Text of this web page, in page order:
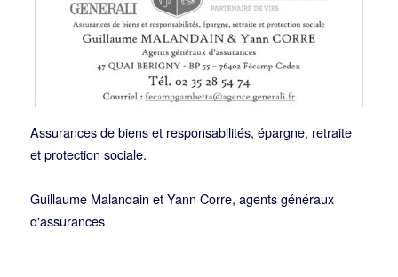
Assurances de biens et responsabilités, épargne, retraite
et protection sociale.
Guillaume Malandain et Yann Corre, agents généraux
d'assurances